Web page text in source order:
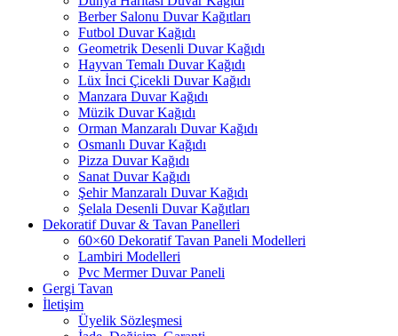
Berber Salonu Duvar Kağıtları
Futbol Duvar Kağıdı
Geometrik Desenli Duvar Kağıdı
Hayvan Temalı Duvar Kağıdı
Lüx İnci Çicekli Duvar Kağıdı
Manzara Duvar Kağıdı
Müzik Duvar Kağıdı
Orman Manzaralı Duvar Kağıdı
Osmanlı Duvar Kağıdı
Pizza Duvar Kağıdı
Sanat Duvar Kağıdı
Şehir Manzaralı Duvar Kağıdı
Şelala Desenli Duvar Kağıtları
Dekoratif Duvar & Tavan Panelleri
60×60 Dekoratif Tavan Paneli Modelleri
Lambiri Modelleri
Pvc Mermer Duvar Paneli
Gergi Tavan
İletişim
Üyelik Sözleşmesi